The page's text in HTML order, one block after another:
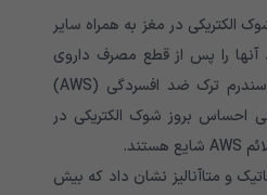
الکتریکی در مغز به همراه سایر
را پس از قطع مصرف داروی
ضد افسردگی تجربه کند، سندرم ترک ضد افسردگی (AWS)
احساس بروز شوک الکتریکی در
و متاآنالیز نشان داد که بیش